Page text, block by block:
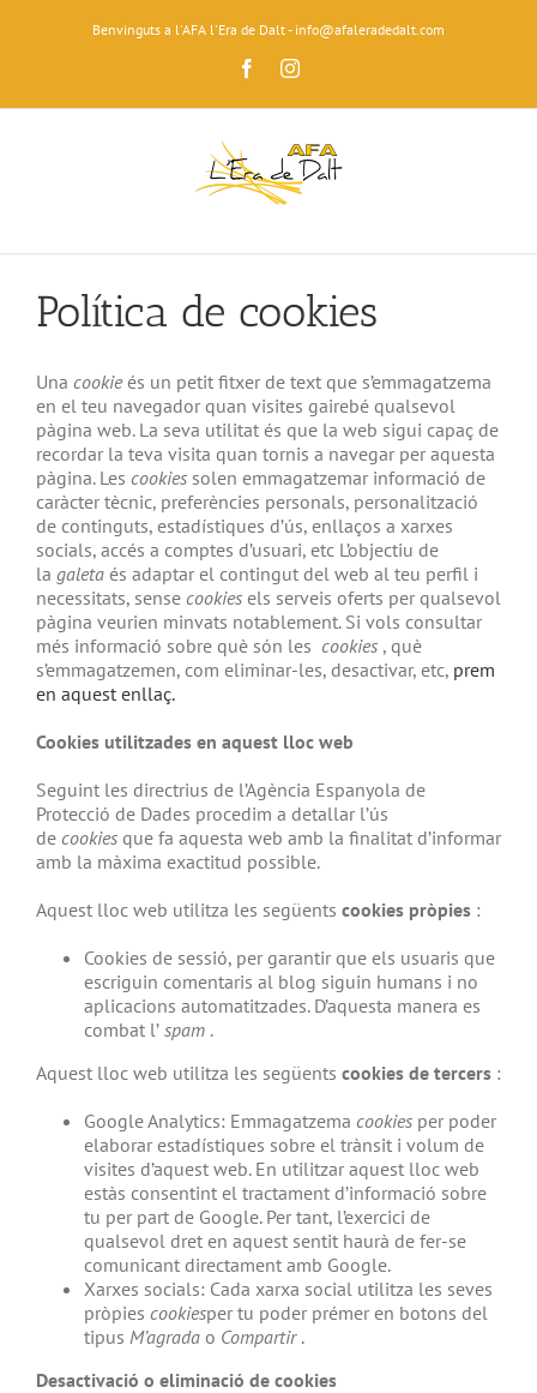
Benvinguts a l'AFA l'Era de Dalt - info@afaleradedalt.com
FacebookInstagram
Política de cookies
Una cookie és un petit fitxer de text que s’emmagatzema
en el teu navegador quan visites gairebé qualsevol
pàgina web. La seva utilitat és que la web sigui capaç de
recordar la teva visita quan tornis a navegar per aquesta
pàgina. Les cookies solen emmagatzemar informació de
caràcter tècnic, preferències personals, personalització
de continguts, estadístiques d’ús, enllaços a xarxes
socials, accés a comptes d’usuari, etc L’objectiu de
la galeta és adaptar el contingut del web al teu perfil i
necessitats, sense cookies els serveis oferts per qualsevol
pàgina veurien minvats notablement. Si vols consultar
més informació sobre què són les cookies , què
s’emmagatzemen, com eliminar-les, desactivar, etc, prem
en aquest enllaç.
Cookies utilitzades en aquest lloc web
Seguint les directrius de l’Agència Espanyola de
Protecció de Dades procedim a detallar l’ús
de cookies que fa aquesta web amb la finalitat d’informar
amb la màxima exactitud possible.
Aquest lloc web utilitza les següents cookies pròpies :
Cookies de sessió, per garantir que els usuaris que
escriguin comentaris al blog siguin humans i no
aplicacions automatitzades. D’aquesta manera es
combat l’ spam .
Aquest lloc web utilitza les següents cookies de tercers :
Google Analytics: Emmagatzema cookies per poder
elaborar estadístiques sobre el trànsit i volum de
visites d’aquest web. En utilitzar aquest lloc web
estàs consentint el tractament d’informació sobre
tu per part de Google. Per tant, l’exercici de
qualsevol dret en aquest sentit haurà de fer-se
comunicant directament amb Google.
Xarxes socials: Cada xarxa social utilitza les seves
pròpies cookiesper tu poder prémer en botons del
tipus M’agrada o Compartir .
Desactivació o eliminació de cookies